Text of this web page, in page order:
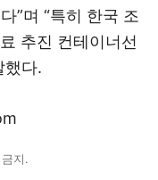
”며 “특히 한국 조
추진 컨테이너선
했다.
지.